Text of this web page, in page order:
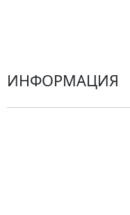
ИНФОРМАЦИЯ